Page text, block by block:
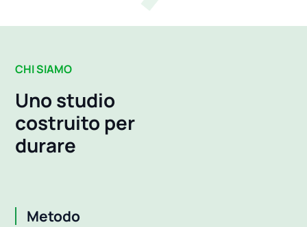
CHI SIAMO
Uno studio
costruito per
durare
Metodo